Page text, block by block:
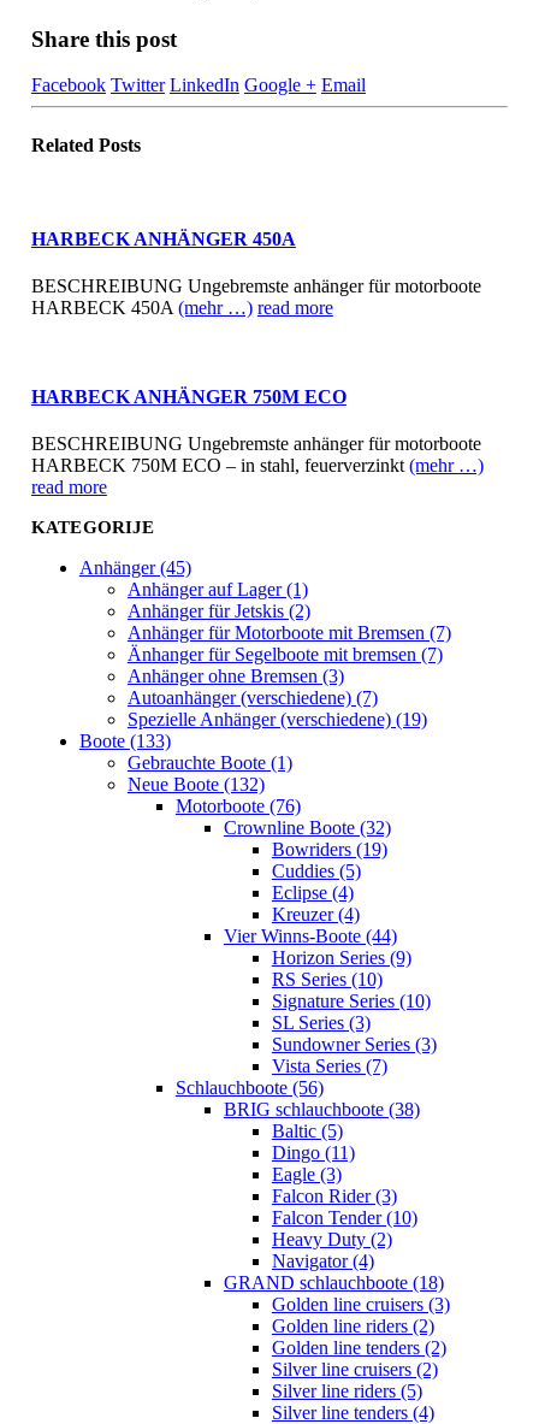
Share this post
Facebook Twitter LinkedIn Google + Email
Related Posts
HARBECK ANHÄNGER 450A
BESCHREIBUNG Ungebremste anhänger für motorboote
HARBECK 450A (mehr …) read more
HARBECK ANHÄNGER 750M ECO
BESCHREIBUNG Ungebremste anhänger für motorboote
HARBECK 750M ECO – in stahl, feuerverzinkt (mehr …)
read more
KATEGORIJE
Anhänger (45)
Anhänger auf Lager (1)
Anhänger für Jetskis (2)
Anhänger für Motorboote mit Bremsen (7)
Änhanger für Segelboote mit bremsen (7)
Anhänger ohne Bremsen (3)
Autoanhänger (verschiedene) (7)
Spezielle Anhänger (verschiedene) (19)
Boote (133)
Gebrauchte Boote (1)
Neue Boote (132)
Motorboote (76)
Crownline Boote (32)
Bowriders (19)
Cuddies (5)
Eclipse (4)
Kreuzer (4)
Vier Winns-Boote (44)
Horizon Series (9)
RS Series (10)
Signature Series (10)
SL Series (3)
Sundowner Series (3)
Vista Series (7)
Schlauchboote (56)
BRIG schlauchboote (38)
Baltic (5)
Dingo (11)
Eagle (3)
Falcon Rider (3)
Falcon Tender (10)
Heavy Duty (2)
Navigator (4)
GRAND schlauchboote (18)
Golden line cruisers (3)
Golden line riders (2)
Golden line tenders (2)
Silver line cruisers (2)
Silver line riders (5)
Silver line tenders (4)